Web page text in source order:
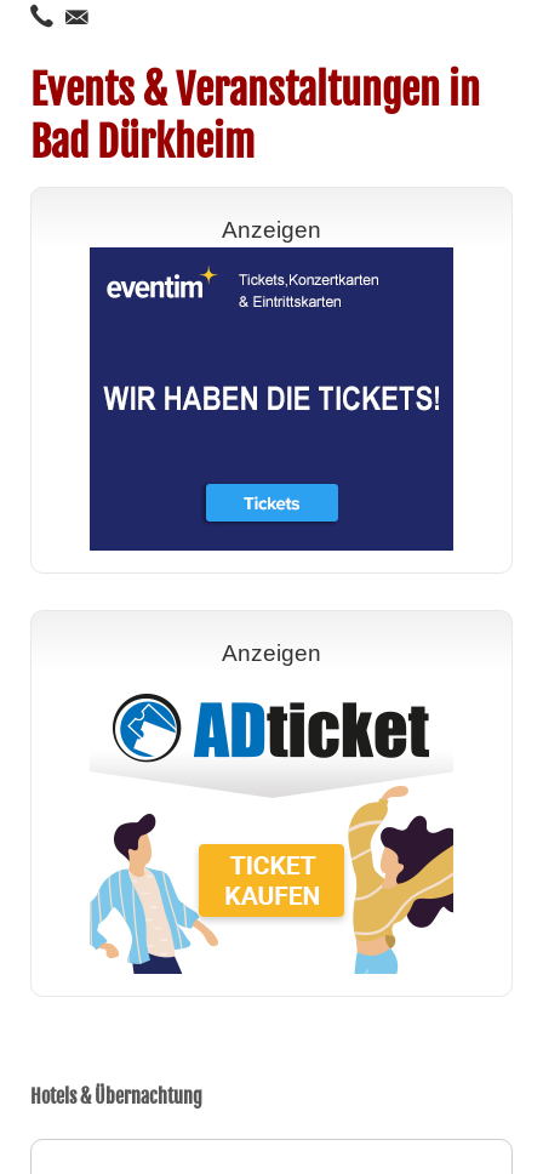
Events & Veranstaltungen in
Bad Dürkheim
Anzeigen
Anzeigen
Hotels & Übernachtung